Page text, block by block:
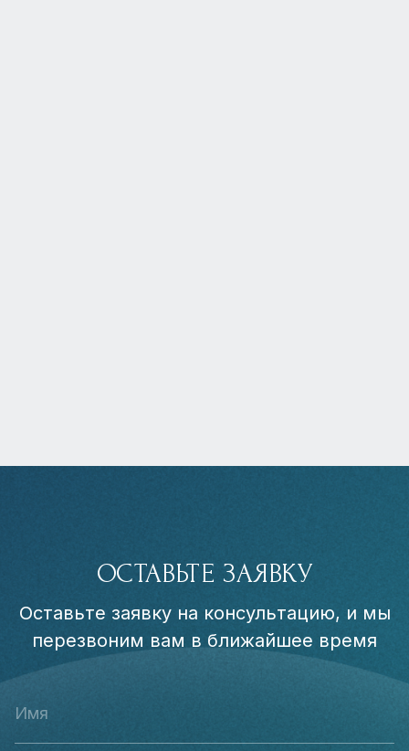
ОСТАВЬТЕ ЗАЯВКУ
Оставьте заявку на консультацию, и мы
перезвоним вам в ближайшее время